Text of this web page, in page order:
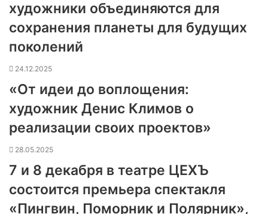
художники объединяются для
сохранения планеты для будущих
поколений
24.12.2025
«От идеи до воплощения:
художник Денис Климов о
реализации своих проектов»
28.05.2025
7 и 8 декабря в театре ЦЕХЪ
состоится премьера спектакля
«Пингвин, Поморник и Полярник»,